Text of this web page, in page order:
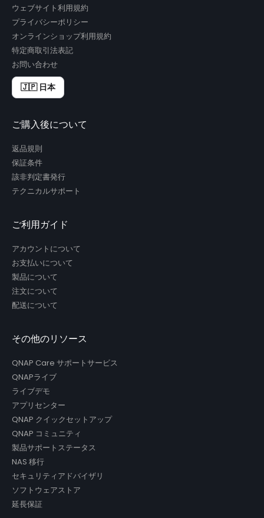
ウェブサイト利用規約
プライバシーポリシー
オンラインショップ利用規約
特定商取引法表記
お問い合わせ
🇯🇵 日本
ご購入後について
返品規則
保証条件
該非判定書発行
テクニカルサポート
ご利用ガイド
アカウントについて
お支払いについて
製品について
注文について
配送について
その他のリソース
QNAP Care サポートサービス
QNAPライブ
ライブデモ
アプリセンター
QNAP クイックセットアップ
QNAP コミュニティ
製品サポートステータス
NAS 移行
セキュリティアドバイザリ
ソフトウェアストア
延長保証